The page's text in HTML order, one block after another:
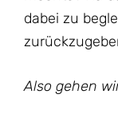
dabei zu
Also gehen